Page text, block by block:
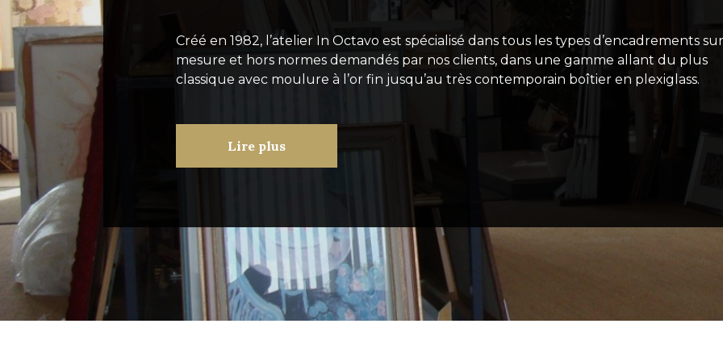
Créé en 1982, l’atelier In Octavo est spécialisé dans tous les types d’encadrements sur
mesure et hors normes demandés par nos clients, dans une gamme allant du plus
classique avec moulure à l’or fin jusqu’au très contemporain boîtier en plexiglass.
Lire plus